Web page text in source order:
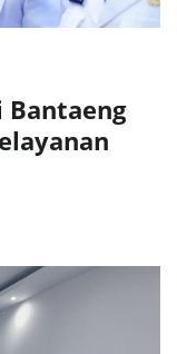
Bantaeng